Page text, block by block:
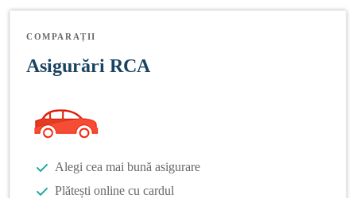
COMPARAȚII
Asigurări RCA
Alegi cea mai bună asigurare
Plătești online cu cardul